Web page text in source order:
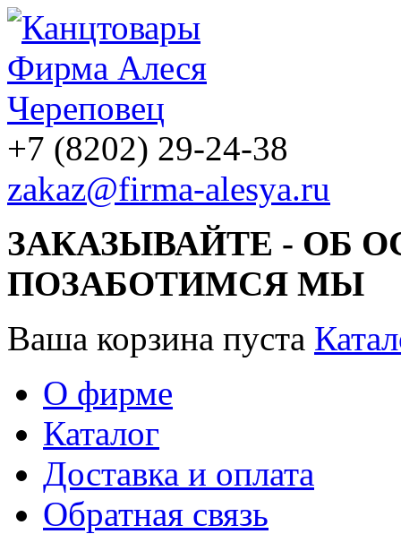
+7 (8202) 29-24-38
zakaz@firma-alesya.ru
ЗАКАЗЫВАЙТЕ - ОБ
ПОЗАБОТИМСЯ МЫ
Ваша корзина пуста
О фирме
Каталог
Доставка и оплата
Обратная связь